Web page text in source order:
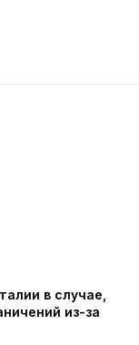
в случае,
из-за